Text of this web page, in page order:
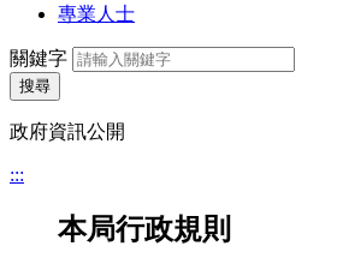
專業人士
關鍵字
搜尋
政府資訊公開
:::
本局行政規則